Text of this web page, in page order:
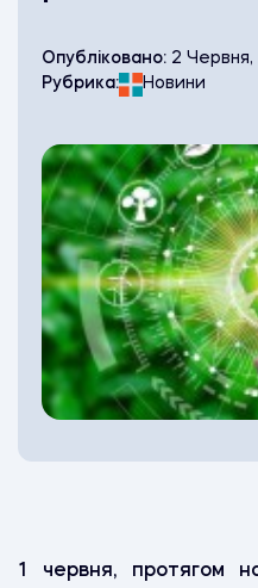
Опубліковано: 2 Червня,
Рубрика:
Новини
1 червня, протягом